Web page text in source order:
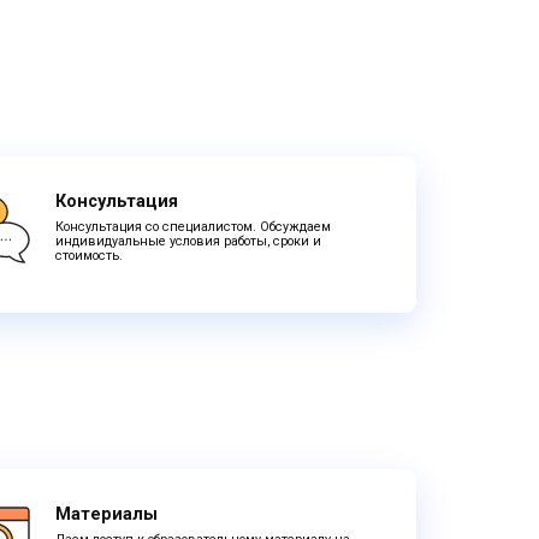
Консультация
Консультация со специалистом. Обсуждаем
индивидуальные условия работы, сроки и
стоимость.
Материалы